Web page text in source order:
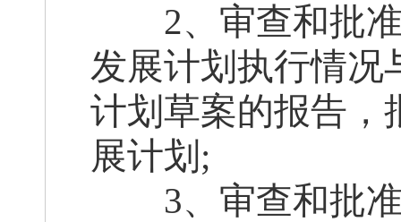
2、审查和批准
发展计划执行情况
计划草案的报告，
展计划;
3、审查和批准